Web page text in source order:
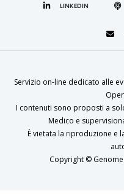
LINKEDIN
Servizio on-line dedicato alle
I contenuti sono proposti a
Medico e
È vietata la riproduzione e
Copyright ©